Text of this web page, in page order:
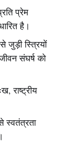
प्रेम
है।
जुड़ी स्त्रियों
संघर्ष को
राष्ट्रीय
स्वतंत्रता